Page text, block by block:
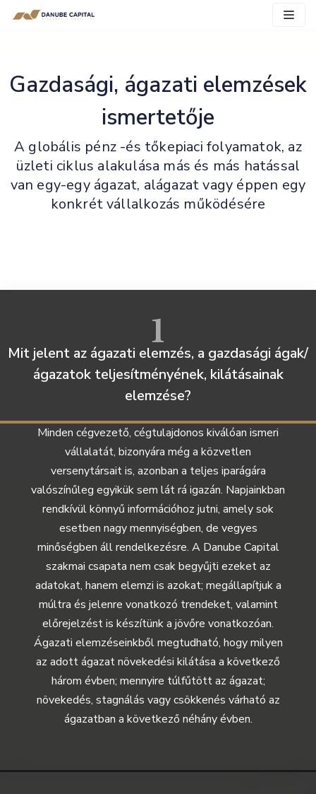
Gazdasági, ágazati elemzések
ismertetője
A globális pénz -és tőkepiaci folyamatok, az
üzleti ciklus alakulása más és más hatással
van egy-egy ágazat, alágazat vagy éppen egy
konkrét vállalkozás működésére
1
Mit jelent az ágazati elemzés, a gazdasági ágak/
ágazatok teljesítményének, kilátásainak
elemzése?
Minden cégvezető, cégtulajdonos kiválóan ismeri
vállalatát, bizonyára még a közvetlen
versenytársait is, azonban a teljes iparágára
valószínűleg egyikük sem lát rá igazán. Napjainkban
rendkívül könnyű információhoz jutni, amely sok
esetben nagy mennyiségben, de vegyes
minőségben áll rendelkezésre. A Danube Capital
szakmai csapata nem csak begyűjti ezeket az
adatokat, hanem elemzi is azokat; megállapítjuk a
múltra és jelenre vonatkozó trendeket, valamint
előrejelzést is készítünk a jövőre vonatkozóan.
Ágazati elemzéseinkből megtudható, hogy milyen
az adott ágazat növekedési kilátása a következő
három évben; mennyire túlfűtött az ágazat;
növekedés, stagnálás vagy csökkenés várható az
ágazatban a következő néhány évben.